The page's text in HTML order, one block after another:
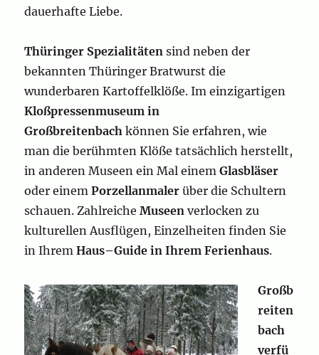
dauerhafte Liebe.
Thüringer Spezialitäten sind neben der
bekannten Thüringer Bratwurst die
wunderbaren Kartoffelklöße. Im einzigartigen
Kloßpressenmuseum in
Großbreitenbach können Sie erfahren, wie
man die berühmten Klöße tatsächlich herstellt,
in anderen Museen ein Mal einemGlasbläser
oder einemPorzellanmaler über die Schultern
schauen. ZahlreicheMuseen verlocken zu
kulturellen Ausflügen, Einzelheiten finden Sie
in IhremHaus–Guide in Ihrem Ferienhaus.
Großb
reiten
bach
verfü